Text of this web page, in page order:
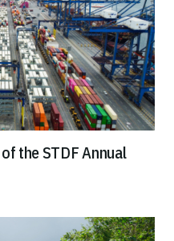
the STDF Annual